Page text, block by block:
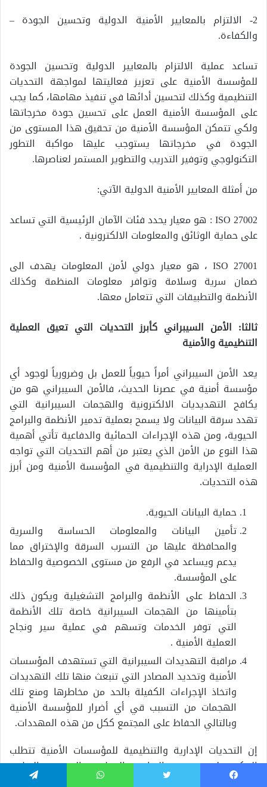
2- الالتزام بالمعايير الأمنية الدولية وتحسين الجودة –
والكفاءة.
تساعد عملية الالتزام بالمعايير الدولية وتحسين الجودة
للمؤسسة الأمنية على تعزيز فعاليتها لمواجهة التحديات
التنظيمية وكذلك لتحسين أدائها في تنفيذ مهامها، كما يجب
على المؤسسة الأمنية العمل على تحسين جودة مخرجاتها
ولكي تتمكن المؤسسة الأمنية من تحقيق هذا المستوى من
الجودة في مخرجاتها يستوجب عليها مواكبة التطور
التكنولوجي وتوفير التدريب والتطوير المستمر لعناصرها.
من أمثلة المعايير الأمنية الدولية الآتي:
ISO 27002 : هو معيار يحدد فئات الآمان الرئيسية التي تساعد
على حماية الوثائق والمعلومات الالكترونية .
ISO 27001 ، هو معيار دولي لأمن المعلومات يهدف الى
ضمان سرية وسلامة وتوافر معلومات المنظمة وكذلك
الأنظمة والتطبيقات التي تتعامل معها.
ثالثا: الأمن السيبراني كأبرز التحديات التي تعيق العملية
التنظيمية والأمنية
يعد الأمن السيبراني أمراً حيوياً للعمل بل وضرورياً لوجود أي
مؤسسة أمنية في عصرنا الحديث، فالأمن السيبراني هو من
يكافح التهديديات الالكترونية والهجمات السيبرانية التي
تهدد سرقة البيانات ولا يسمح بعملية تدمير الأنظمة والبرامج
الحيوية، ومن هذه الإجراءات الحمائية والدفاعية تأتي أهمية
هذا النوع من الأمن الذي يعتبر من أهم التحديات التي تواجه
العملية الإدراية والتنظيمية في المؤسسة الأمنية ومن أبرز
هذه التحديات.
حماية البيانات الحيوية.
تأمين البيانات والمعلومات الحساسة والسرية
والمحافظة عليها من التسرب السرقة والإختراق مما
يدعم ويساعد في الرفع من مستوى الخصوصية والحفاظ
على المؤسسة.
الحفاظ على الأنظمة والبرامج التشغيلية ويكون ذلك
بتأمينها من الهجمات السيبرانية خاصة تلك الأنظمة
التي توفر الخدمات وتسهم في عملية سير ونجاح
العملية الأمنية .
مراقبة التهديدات السيبرانية التي تستهدف المؤسسات
الأمنية وتحديد المصادر التي تنبعث منها تلك التهديدات
واتخاذ الإجراءات الكفيلة بالحد من مخاطرها ومنع تلك
الهجمات من التسبب قي أي أضرار للمؤسسة الأمنية
وبالتالي الحفاظ على المجتمع ككل من هذه المهددات.
إن التحديات الإدارية والتنظيمية للمؤسسات الأمنية تتطلب
التركيز على تحسين الإدارة والتنظيم والتدريب والتطوير
والتكنولوجيا والتعاون الدولي، وتحقيق التوازن بين الحفاظ